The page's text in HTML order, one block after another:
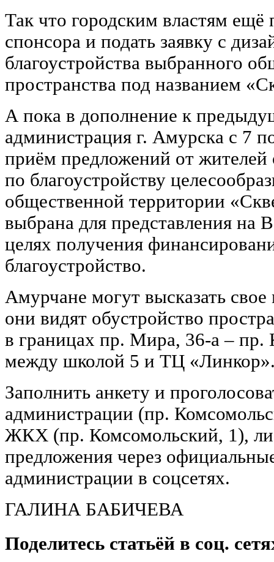
Так что городским властям ещё
спонсора и подать заявку с
благоустройства выбранного
пространства под названием
А пока в дополнение к
администрация г. Амурска с 7
приём предложений от жителей
по благоустройству
общественной территории
выбрана для представления на
целях получения
благоустройство.
Амурчане могут высказать
они видят обустройство
в границах пр. Мира, 36-а – пр.
между школой 5 и ТЦ
Заполнить анкету и
администрации (пр.
ЖКХ (пр. Комсомольский, 1),
предложения через
администрации в соцсетях.
ГАЛИНА БАБИЧЕВА
Поделитесь статьёй в соц.